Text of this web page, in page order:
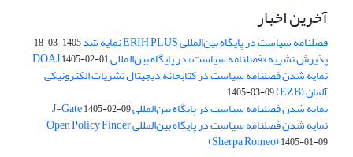
آخرین اخبار
فصلنامه سیاست در پایگاه بین‌المللی ERIH PLUS نمایه شد 1405-03-18
پذیرش نشریه «فصلنامه سیاست» در پایگاه بین‌المللی DOAJ1405-02-01
نمایه شدن فصلنامه سیاست در کتابخانه دیجیتال نشریات الکترونیکی
آلمان (EZB) 1405-03-09
نمایه شدن فصلنامه سیاست در پایگاه بین‌المللی J-Gate1405-02-09
نمایه شدن فصلنامه سیاست در پایگاه بین‌المللی Open Policy Finder
(Sherpa Romeo)1405-01-09